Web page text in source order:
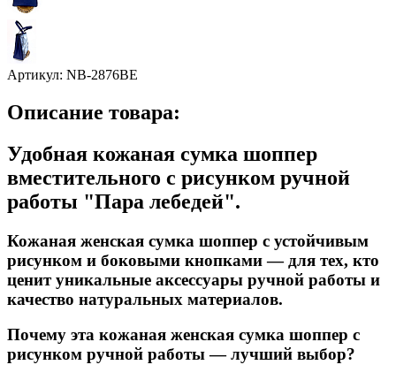
Артикул: NB-2876BE
Описание товара:
Удобная кожаная сумка шоппер
вместительного с рисунком ручной
работы "Пара лебедей".
Кожаная женская сумка шоппер с устойчивым
рисунком и боковыми кнопками — для тех, кто
ценит уникальные аксессуары ручной работы и
качество натуральных материалов.
Почему эта кожаная женская сумка шоппер с
рисунком ручной работы — лучший выбор?